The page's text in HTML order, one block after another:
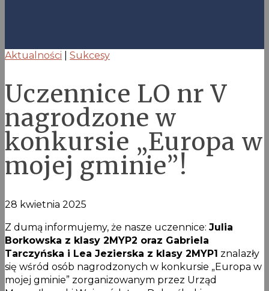
Aktualności Sukcesy
Uczennice LO nr V
nagrodzone w
konkursie „Europa w
mojej gminie”!
28 kwietnia 2025
Z dumą informujemy, że nasze uczennice: Julia
Borkowska z klasy 2MYP2 oraz Gabriela
Tarczyńska i Lea Jezierska z klasy 2MYP1 znalazły
się wśród osób nagrodzonych w konkursie „Europa w
mojej gminie” zorganizowanym przez Urząd